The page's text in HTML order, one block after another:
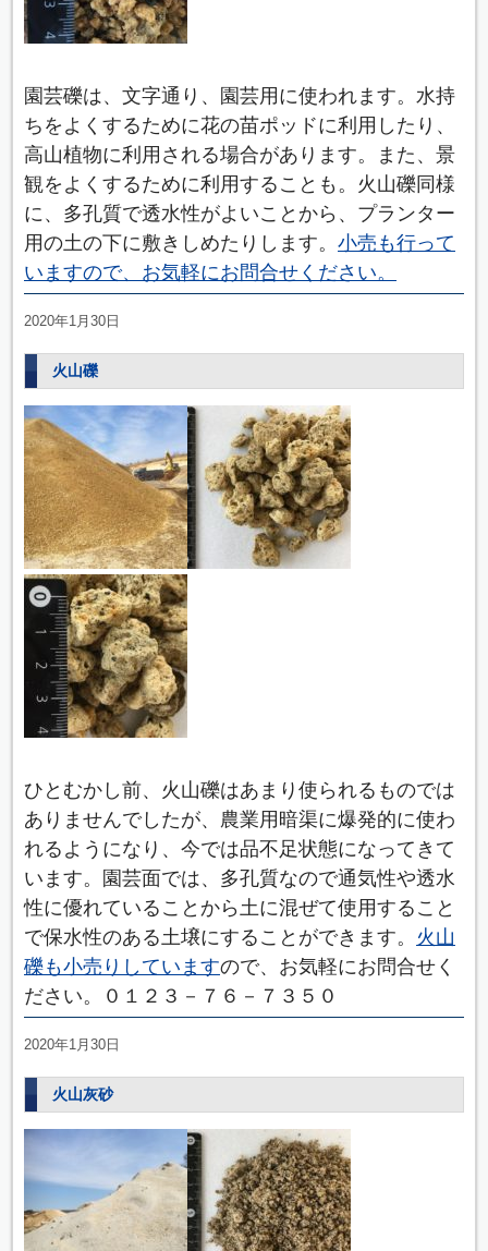
園芸礫は、文字通り、園芸用に使われます。水持
ちをよくするために花の苗ポッドに利用したり、
高山植物に利用される場合があります。また、景
観をよくするために利用することも。火山礫同様
に、多孔質で透水性がよいことから、プランター
用の土の下に敷きしめたりします。 小売も行って
いますので、お気軽にお問合せください。
2020年1月30日
火山礫
ひとむかし前、火山礫はあまり使られるものでは
ありませんでしたが、農業用暗渠に爆発的に使わ
れるようになり、今では品不足状態になってきて
います。園芸面では、多孔質なので通気性や透水
性に優れていることから土に混ぜて使用すること
で保水性のある土壌にすることができます。 火山
礫も小売りしていますので、お気軽にお問合せく
ださい。０１２３－７６－７３５０
2020年1月30日
火山灰砂